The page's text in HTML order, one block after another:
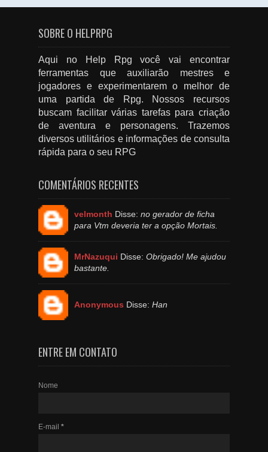
SOBRE O HELPRPG
Aqui no Help Rpg você vai encontrar
ferramentas que auxiliarão mestres e
jogadores e experimentarem o melhor de
uma partida de Rpg. Nossos recursos
buscam facilitar várias tarefas para criação
de aventura e personagens. Trazemos
diversos utilitários e informações de consulta
rápida para o seu RPG
COMENTÁRIOS RECENTES
velmonth Disse: no gerador de ficha
para Vtm deveria ter a opção Mortais.
MrNazuqui Disse: Obrigado! Me ajudou
bastante.
Anonymous Disse: Han
ENTRE EM CONTATO
Nome
E-mail *